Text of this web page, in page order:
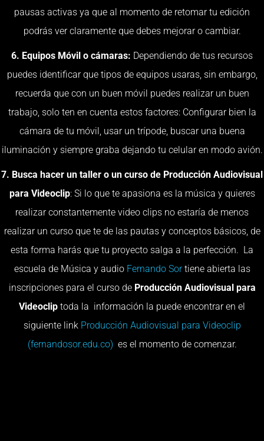
pausas activas ya que al momento de retomar tu edición
podrás ver claramente que debes mejorar o cambiar.
6. Equipos Móvil o cámaras: Dependiendo de tus recursos
puedes identificar que tipos de equipos usaras, sin embargo,
recuerda que con un buen móvil puedes realizar un buen
trabajo, solo ten en cuenta estos factores: Configurar bien la
cámara de tu móvil, usar un trípode, buscar una buena
iluminación y siempre graba dejando tu celular en modo avión.
7. Busca hacer un taller o un curso de Producción Audiovisual
para Videoclip: Si lo que te apasiona es la música y quieres
realizar constantemente video clips no estaría de menos
realizar un curso que te de las pautas y conceptos básicos, de
esta forma harás que tu proyecto salga a la perfección. La
escuela de Música y audio Fernando Sortiene abierta las
inscripciones para el curso de Producción Audiovisual para
Videoclip toda la información la puede encontrar en el
siguiente link Producción Audiovisual para Videoclip
(fernandosor.edu.co) es el momento de comenzar.